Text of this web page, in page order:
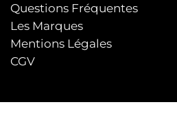
Questions Fréquentes
Les Marques
Mentions Légales
CGV